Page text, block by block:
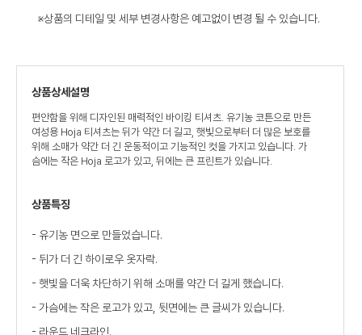
※상품의 디테일 및 세부 변경사항은 예고없이 변경 될 수 있습니다.
상품상세설명
편안함을 위해 디자인된 매력적인 바이킹 티셔츠. 유기농 코튼으로 만든
여성용 Hoja 티셔츠는 뒤가 약간 더 길고, 햇빛으로부터 더 많은 보호를
위해 소매가 약간 더 긴 운동적이고 기능적인 컷을 가지고 있습니다. 가
슴에는 작은 Hoja 로고가 있고, 뒤에는 큰 프린트가 있습니다.
상품특징
- 유기농 면으로 만들었습니다.
- 뒤가 더 긴 하이로우 옷자락.
- 햇빛을 더욱 차단하기 위해 소매를 약간 더 길게 했습니다.
- 가슴에는 작은 로고가 있고, 뒷면에는 큰 글씨가 있습니다.
- 라운드 네크라인.